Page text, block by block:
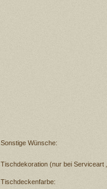
Sonstige Wünsche:
Tischdekoration (nur bei Serviceart
Tischdeckenfarbe: